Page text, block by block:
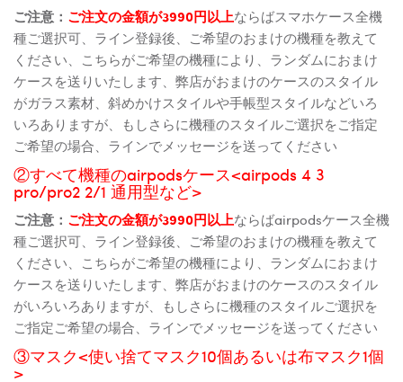
ご注意： ご注文の金額が3990円以上ならばスマホケース全機
種ご選択可、ライン登録後、ご希望のおまけの機種を教えて
ください、こちらがご希望の機種により、ランダムにおまけ
ケースを送りいたします、弊店がおまけのケースのスタイル
がガラス素材、斜めかけスタイルや手帳型スタイルなどいろ
いろありますが、もしさらに機種のスタイルご選択をご指定
ご希望の場合、ラインでメッセージを送ってください
②すべて機種のairpodsケース<airpods 4 3
pro/pro2 2/1 通用型など>
ご注意： ご注文の金額が3990円以上ならばairpodsケース全機
種ご選択可、ライン登録後、ご希望のおまけの機種を教えて
ください、こちらがご希望の機種により、ランダムにおまけ
ケースを送りいたします、弊店がおまけのケースのスタイル
がいろいろありますが、もしさらに機種のスタイルご選択を
ご指定ご希望の場合、ラインでメッセージを送ってください
③マスク<使い捨てマスク10個あるいは布マスク1個
>